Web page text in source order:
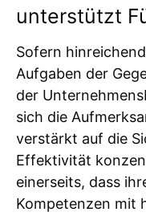
unterstützt
Sofern
Aufgaben der
der
sich die
verstärkt auf die
Effektivität
einerseits, dass
Kompetenzen mit